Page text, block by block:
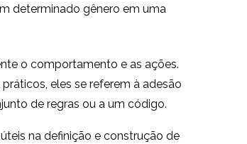
determinado gênero em uma
o comportamento e as ações.
eles se referem à adesão
de regras ou a um código.
na definição e construção de